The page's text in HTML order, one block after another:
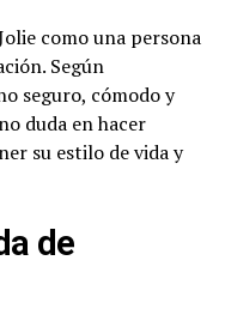
como una persona
Según
seguro, cómodo y
duda en hacer
su estilo de vida y
de